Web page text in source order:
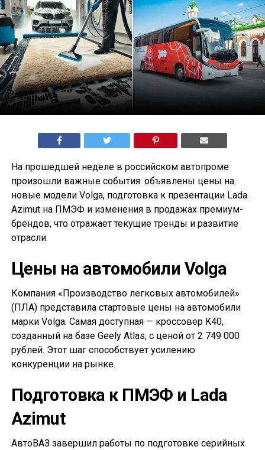
На прошедшей неделе в российском автопроме
произошли важные события: объявлены цены на
новые модели Volga, подготовка к презентации Lada
Azimut на ПМЭФ и изменения в продажах премиум-
брендов, что отражает текущие тренды и развитие
отрасли.
Цены на автомобили Volga
Компания «Производство легковых автомобилей»
(ПЛА) представила стартовые цены на автомобили
марки Volga. Самая доступная — кроссовер K40,
созданный на базе Geely Atlas, с ценой от 2 749 000
рублей. Этот шаг способствует усилению
конкуренции на рынке.
Подготовка к ПМЭФ и Lada
Azimut
АвтоВАЗ завершил работы по подготовке серийных